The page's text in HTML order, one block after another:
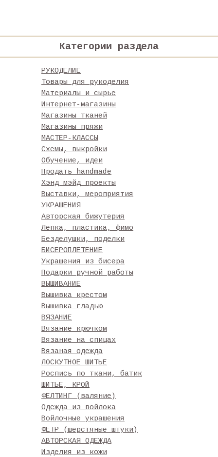
Категории раздела
РУКОДЕЛИЕ
Товары для рукоделия
Материалы и сырье
Интернет-магазины
Магазины тканей
Магазины пряжи
МАСТЕР-КЛАССЫ
Схемы, выкройки
Обучение, идеи
Продать handmade
Хэнд мэйд проекты
Выставки, мероприятия
УКРАШЕНИЯ
Авторская бижутерия
Лепка, пластика, фимо
Безделушки, поделки
БИСЕРОПЛЕТЕНИЕ
Украшения из бисера
Подарки ручной работы
ВЫШИВАНИЕ
Вышивка крестом
Вышивка гладью
ВЯЗАНИЕ
Вязание крючком
Вязание на спицах
Вязаная одежда
ЛОСКУТНОЕ ШИТЬЕ
Роспись по ткани, батик
ШИТЬЕ, КРОЙ
ФЕЛТИНГ (валяние)
Одежда из войлока
Войлочные украшения
ФЕТР (шерстяные штуки)
АВТОРСКАЯ ОДЕЖДА
Изделия из кожи